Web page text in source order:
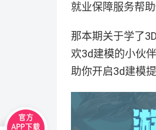
就业保障服务帮
那本期关于学了
欢3d建模的小伙
助你开启3d建模提